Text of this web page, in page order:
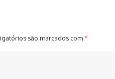
são marcados com*